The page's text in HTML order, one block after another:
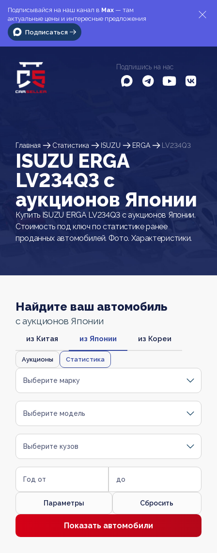
Подписывайся на наш канал в Max — там
актуальные цены и интересные предложения
Подписаться
Подпишись на нас
Главная Статистика ISUZU ERGA LV234Q3
ISUZU ERGA
LV234Q3 c
аукционов Японии
Купить ISUZU ERGA LV234Q3 с аукционов Японии.
Стоимость под ключ по статистике ранее
проданных автомобилей. Фото. Характеристики.
Найдите ваш автомобиль
с аукционов Японии
из Китая из Японии из Кореи
Аукционы Статистика
Выберите марку
Выберите модель
Выберите кузов
Год от до
Параметры Сбросить
Показать автомобили